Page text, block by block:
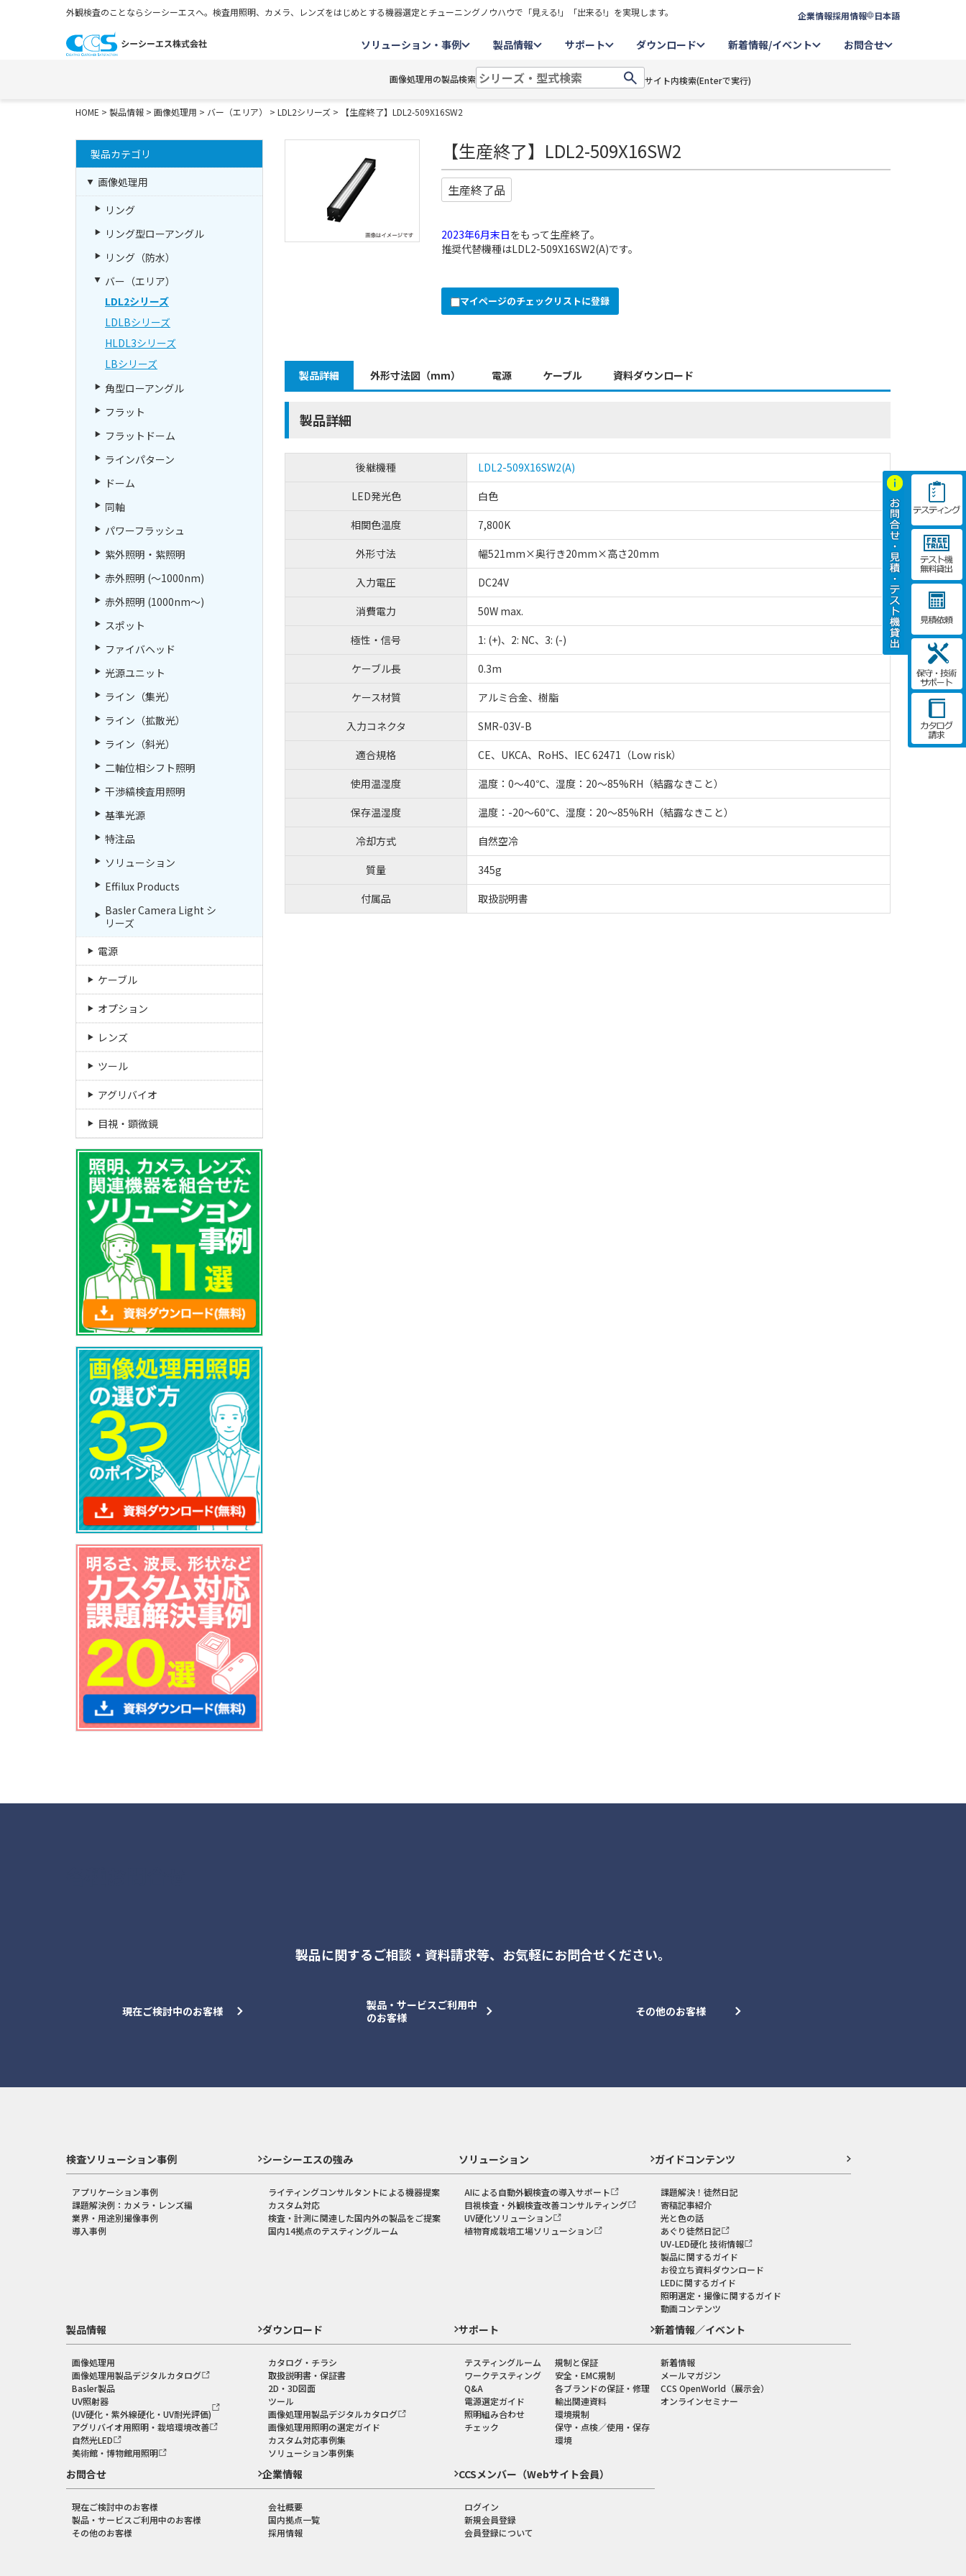
外観検査のことならシーシーエスへ。検査用照明、カメラ、レンズをはじめとする機器選定とチューニングノウハウで「見える!」「出来る!」を実現します。 企業情報採用情報 日本語
ソリューション・事例 製品情報 サポート ダウンロード 新着情報/イベント お問合せ
画像処理用の製品検索 サイト内検索(Enterで実行)
HOME > 製品情報 > 画像処理用 > バー（エリア） > LDL2シリーズ > 【生産終了】LDL2-509X16SW2
【生産終了】LDL2-509X16SW2
生産終了品
2023年6月末日をもって生産終了。
推奨代替機種はLDL2-509X16SW2(A)です。
マイページのチェックリストに登録
製品詳細 外形寸法図（mm） 電源 ケーブル 資料ダウンロード
製品詳細
後継機種
LDL2-509X16SW2(A)
LED発光色
白色
相関色温度
7,800K
外形寸法
幅521mm×奥行き20mm×高さ20mm
入力電圧
DC24V
消費電力
50W max.
極性・信号
1: (+)、2: NC、3: (-)
ケーブル長
0.3m
ケース材質
アルミ合金、樹脂
入力コネクタ
SMR-03V-B
適合規格
CE、UKCA、RoHS、IEC 62471（Low risk）
使用温湿度
温度：0～40℃、湿度：20～85%RH（結露なきこと）
保存温湿度
温度：-20～60℃、湿度：20～85%RH（結露なきこと）
冷却方式
自然空冷
質量
345g
付属品
取扱説明書
製品カテゴリ
画像処理用
リング
リング型ローアングル
リング（防水）
バー（エリア）
LDL2シリーズ
LDLBシリーズ
HLDL3シリーズ
LBシリーズ
角型ローアングル
フラット
フラットドーム
ラインパターン
ドーム
同軸
パワーフラッシュ
紫外照明・紫照明
赤外照明 (～1000nm)
赤外照明 (1000nm～)
スポット
ファイバヘッド
光源ユニット
ライン（集光）
ライン（拡散光）
ライン（斜光）
二軸位相シフト照明
干渉縞検査用照明
基準光源
特注品
ソリューション
Effilux Products
Basler Camera Light シ
リーズ
電源
ケーブル
オプション
レンズ
ツール
アグリバイオ
目視・顕微鏡
製品に関するご相談・資料請求等、 お気軽にお問合せください。
現在ご検討中のお客様
製品・サービスご利用中
のお客様
その他のお客様
検査ソリューション事例
アプリケーション事例
課題解決例：カメラ・レンズ編
業界・用途別撮像事例
導入事例
シーシーエスの強み
ライティングコンサルタントによる機器提案
カスタム対応
検査・計測に関連した国内外の製品をご提案
国内14拠点のテスティングルーム
ソリューション
AIによる自動外観検査の導入サポート
目視検査・外観検査改善コンサルティング
UV硬化ソリューション
植物育成栽培工場ソリューション
ガイドコンテンツ
課題解決！徒然日記
寄稿記事紹介
光と色の話
あぐり徒然日記
UV-LED硬化 技術情報
製品に関するガイド
お役立ち資料ダウンロード
LEDに関するガイド
照明選定・撮像に関するガイド
動画コンテンツ
製品情報
画像処理用
画像処理用製品デジタルカタログ
Basler製品
UV照射器
(UV硬化・紫外線硬化・UV耐光評価)
アグリバイオ用照明・栽培環境改善
自然光LED
美術館・博物館用照明
ダウンロード
カタログ・チラシ
取扱説明書・保証書
2D・3D図面
ツール
画像処理用製品デジタルカタログ
画像処理用照明の選定ガイド
カスタム対応事例集
ソリューション事例集
サポート
テスティングルーム
ワークテスティング
Q&A
電源選定ガイド
照明組み合わせ
チェック
規制と保証
安全・EMC規制
各ブランドの保証・修理
輸出関連資料
環境規制
保守・点検／使用・保存
環境
新着情報／イベント
新着情報
メールマガジン
CCS OpenWorld（展示会）
オンラインセミナー
お問合せ
現在ご検討中のお客様
製品・サービスご利用中のお客様
その他のお客様
企業情報
会社概要
国内拠点一覧
採用情報
CCSメンバー（Webサイト会員）
ログイン
新規会員登録
会員登録について